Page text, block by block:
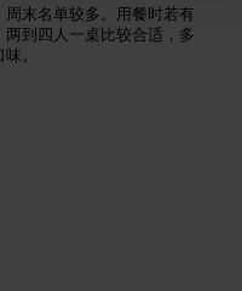
末名单较多。用餐时若有
到四人一桌比较合适，多
。